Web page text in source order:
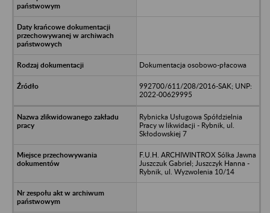
Dokumentacja osobowo-płacowa
992700/611/208/2016-SAK; UNP:
2022-00629995
Rybnicka Usługowa Spółdzielnia
Pracy w likwidacji - Rybnik, ul.
Skłodowskiej 7
F.U.H. ARCHIWINTROX Sólka Jawna
Juszczuk Gabriel; Juszczyk Hanna -
Rybnik, ul. Wyzwolenia 10/14